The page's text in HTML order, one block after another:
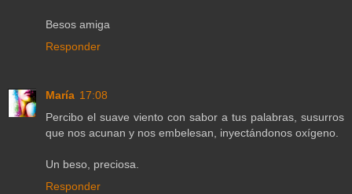
Besos amiga
Responder
María 17:08
Percibo el suave viento con sabor a tus palabras, susurros
que nos acunan y nos embelesan, inyectándonos oxígeno.
Un beso, preciosa.
Responder